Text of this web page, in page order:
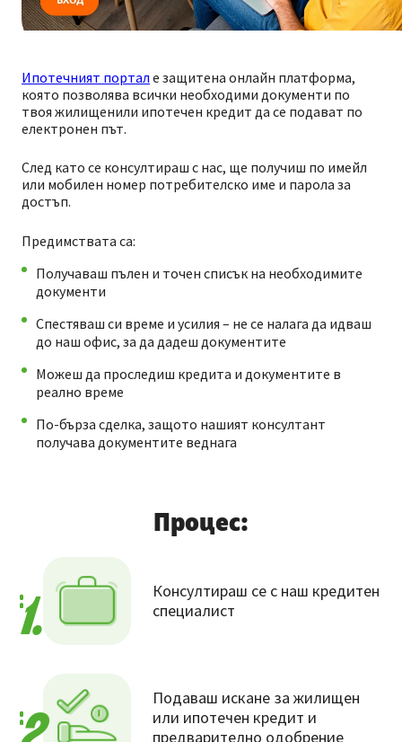
Ипотечният портале защитена онлайн платформа,
която позволява всички необходими документи по
твоя жилищенили ипотечен кредит да се подават по
електронен път.
След като се консултираш с нас, ще получиш по имейл
или мобилен номер потребителско име и парола за
достъп.
Предимствата са:
Получаваш пълен и точен списък на необходимите
документи
Спестяваш си време и усилия – не се налага да идваш
до наш офис, за да дадеш документите
Можеш да проследиш кредита и документите в
реално време
По-бърза сделка, защото нашият консултант
получава документите веднага
Процес:
1.
Консултираш се с наш кредитен
специалист
Подаваш искане за жилищен
или ипотечен кредит и
предварително одобрение